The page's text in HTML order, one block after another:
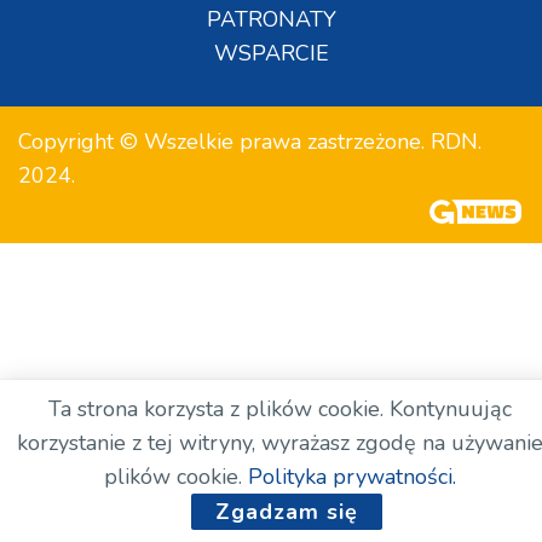
PATRONATY
WSPARCIE
Copyright © Wszelkie prawa zastrzeżone. RDN.
2024.
Ta strona korzysta z plików cookie. Kontynuując
korzystanie z tej witryny, wyrażasz zgodę na używanie
plików cookie. Polityka prywatności.
Zgadzam się